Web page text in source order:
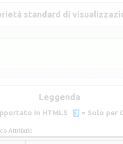
standard di
Leggenda
in HTML5
= Solo per
Attributi: